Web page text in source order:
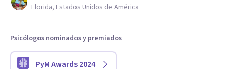
Florida, Estados Unidos de América
Psicólogos nominados y premiados
PyM Awards 2024